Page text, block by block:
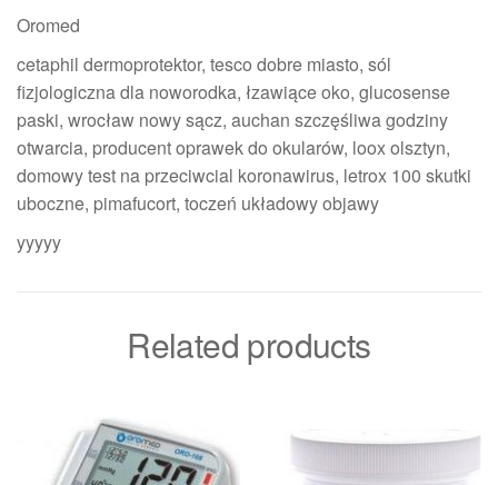
Oromed
cetaphil dermoprotektor, tesco dobre miasto, sól
fizjologiczna dla noworodka, łzawiące oko, glucosense
paski, wrocław nowy sącz, auchan szczęśliwa godziny
otwarcia, producent oprawek do okularów, loox olsztyn,
domowy test na przeciwcial koronawirus, letrox 100 skutki
uboczne, pimafucort, toczeń układowy objawy
yyyyy
Related products